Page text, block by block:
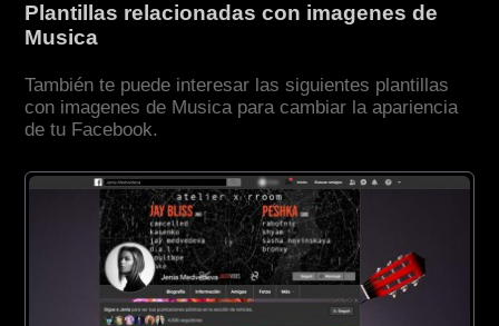
Plantillas relacionadas con imagenes de
Musica
También te puede interesar las siguientes plantillas
con imagenes de Musica para cambiar la apariencia
de tu Facebook.